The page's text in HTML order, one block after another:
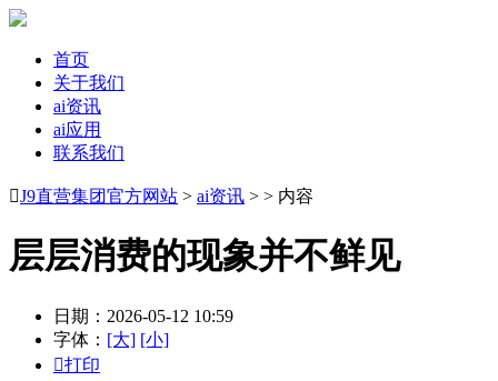
首页
关于我们
ai资讯
ai应用
联系我们
J9直营集团官方网站 > ai资讯 > > 内容
层层消费的现象并不鲜见
日期：2026-05-12 10:59
字体： [大] [小]
打印